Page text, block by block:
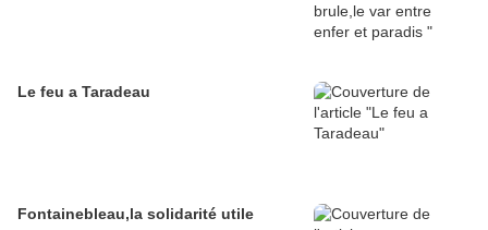
Le feu a Taradeau
Fontainebleau,la solidarité utile